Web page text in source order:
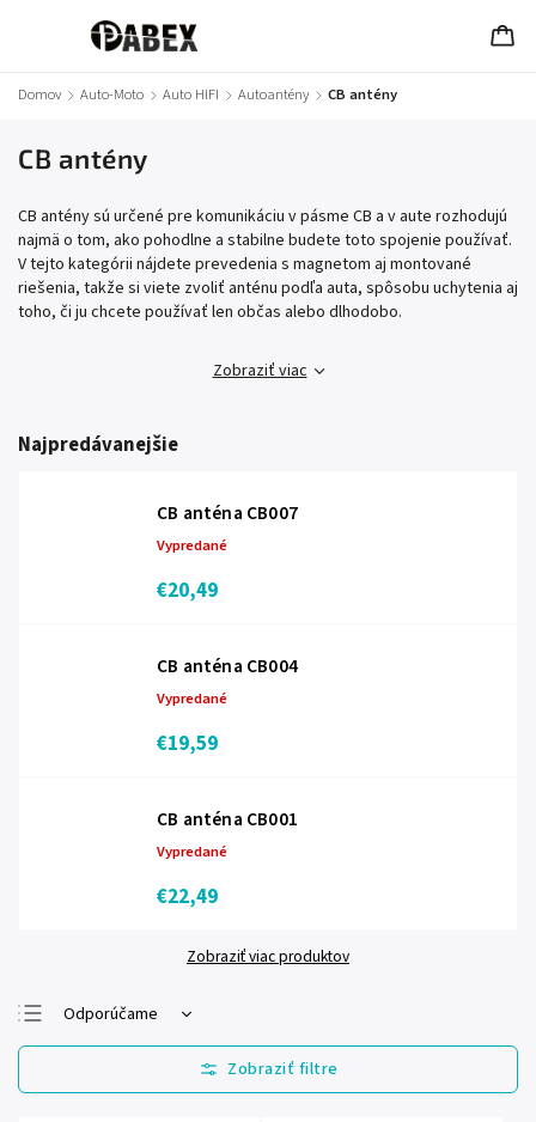
Domov / Auto-Moto / Auto HIFI / Autoantény / CB antény
CB antény
CB antény sú určené pre komunikáciu v pásme CB a v aute rozhodujú
najmä o tom, ako pohodlne a stabilne budete toto spojenie používať.
V tejto kategórii nájdete prevedenia s magnetom aj montované
riešenia, takže si viete zvoliť anténu podľa auta, spôsobu uchytenia aj
toho, či ju chcete používať len občas alebo dlhodobo.
Zobraziť viac
Najpredávanejšie
CB anténa CB007
Vypredané
€20,49
CB anténa CB004
Vypredané
€19,59
CB anténa CB001
Vypredané
€22,49
Zobraziť viac produktov
Odporúčame
Najlacnejšie
Najdrahšie